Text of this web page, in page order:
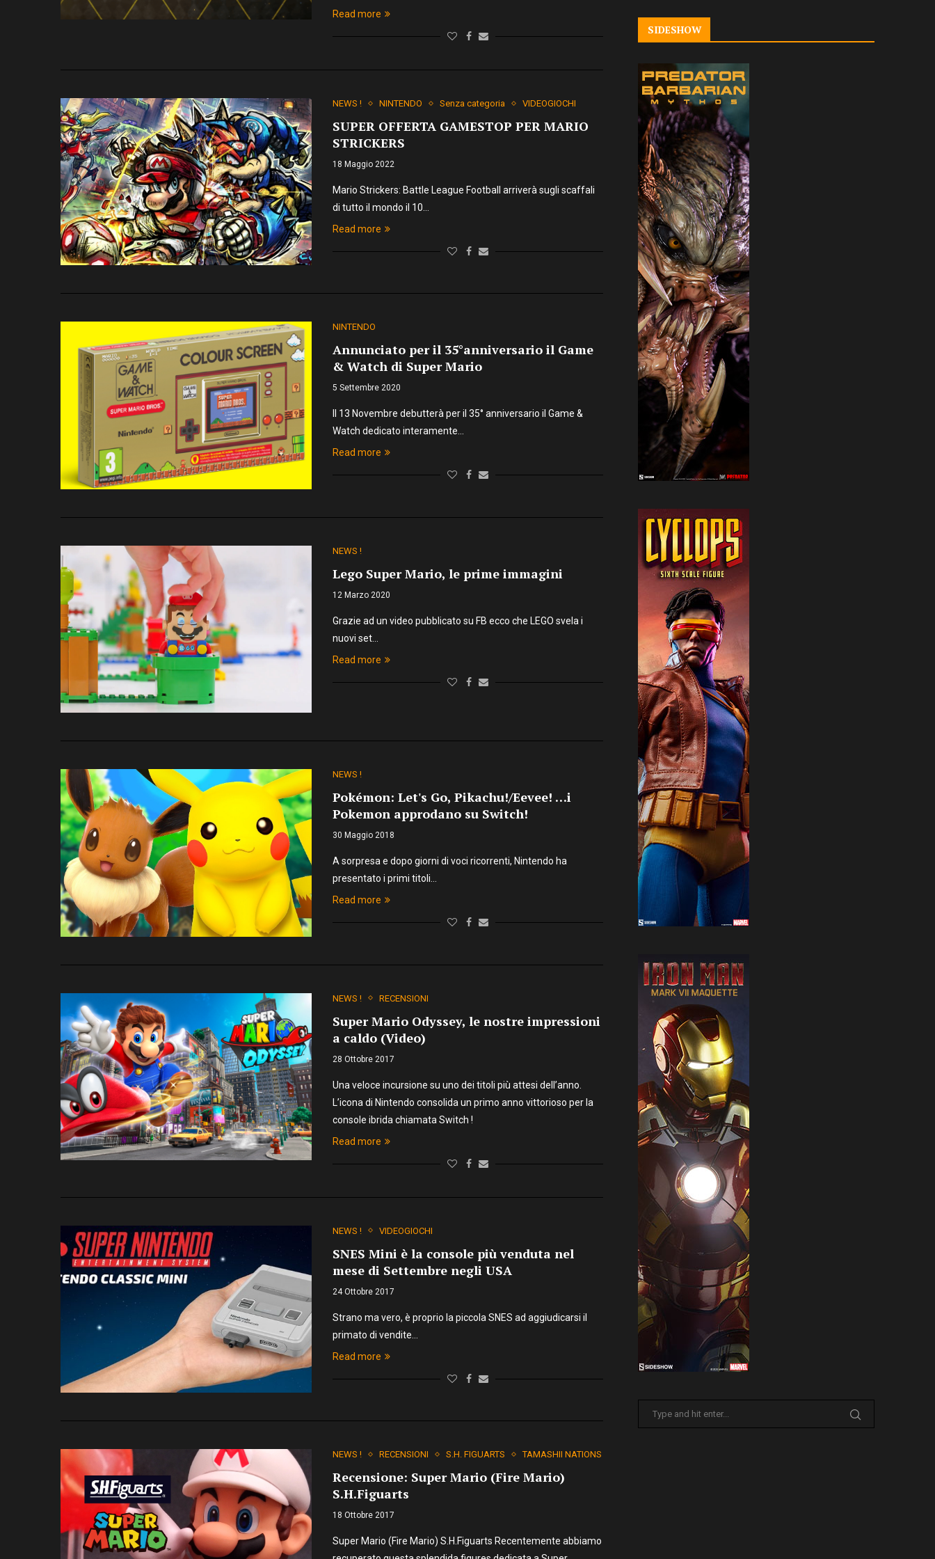
Read more
NEWS ! NINTENDO Senza categoria VIDEOGIOCHI
SUPER OFFERTA GAMESTOP PER MARIO
STRICKERS
18 Maggio 2022
Mario Strickers: Battle League Football arriverà sugli scaffali
di tutto il mondo il 10…
Read more
NINTENDO
Annunciato per il 35°anniversario il Game
& Watch di Super Mario
5 Settembre 2020
Il 13 Novembre debutterà per il 35° anniversario il Game &
Watch dedicato interamente…
Read more
NEWS !
Lego Super Mario, le prime immagini
12 Marzo 2020
Grazie ad un video pubblicato su FB ecco che LEGO svela i
nuovi set…
Read more
NEWS !
Pokémon: Let's Go, Pikachu!/Eevee! …i
Pokemon approdano su Switch!
30 Maggio 2018
A sorpresa e dopo giorni di voci ricorrenti, Nintendo ha
presentato i primi titoli…
Read more
NEWS ! RECENSIONI
Super Mario Odyssey, le nostre impressioni
a caldo (Video)
28 Ottobre 2017
Una veloce incursione su uno dei titoli più attesi dell’anno.
L’icona di Nintendo consolida un primo anno vittorioso per la
console ibrida chiamata Switch !
Read more
NEWS ! VIDEOGIOCHI
SNES Mini è la console più venduta nel
mese di Settembre negli USA
24 Ottobre 2017
Strano ma vero, è proprio la piccola SNES ad aggiudicarsi il
primato di vendite…
Read more
NEWS ! RECENSIONI S.H. FIGUARTS TAMASHII NATIONS
Recensione: Super Mario (Fire Mario)
S.H.Figuarts
18 Ottobre 2017
Super Mario (Fire Mario) S.H.Figuarts Recentemente abbiamo
SIDESHOW